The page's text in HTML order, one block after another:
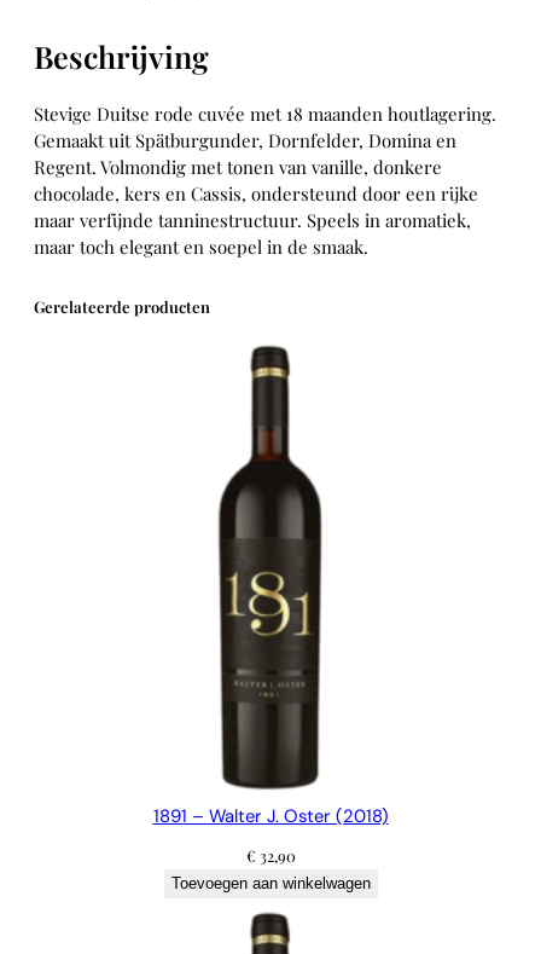
a
t
e
r
J
.
O
e
Beschrijving
Stevige Duitse rode cuvée met 18 maanden houtlagering.
Gemaakt uit Spätburgunder, Dornfelder, Domina en
Regent. Volmondig met tonen van vanille, donkere
chocolade, kers en Cassis, ondersteund door een rijke
maar verfijnde tanninestructuur. Speels in aromatiek,
maar toch elegant en soepel in de smaak.
Gerelateerde producten
1891 – Walter J. Oster (2018)
€ 32,90
Toevoegen aan winkelwagen